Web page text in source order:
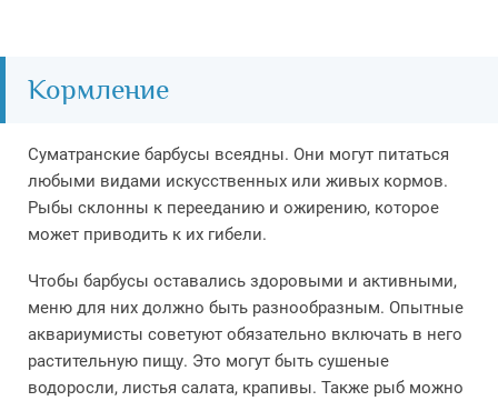
Кормление
Суматранские барбусы всеядны. Они могут питаться
любыми видами искусственных или живых кормов.
Рыбы склонны к перееданию и ожирению, которое
может приводить к их гибели.
Чтобы барбусы оставались здоровыми и активными,
меню для них должно быть разнообразным. Опытные
аквариумисты советуют обязательно включать в него
растительную пищу. Это могут быть сушеные
водоросли, листья салата, крапивы. Также рыб можно